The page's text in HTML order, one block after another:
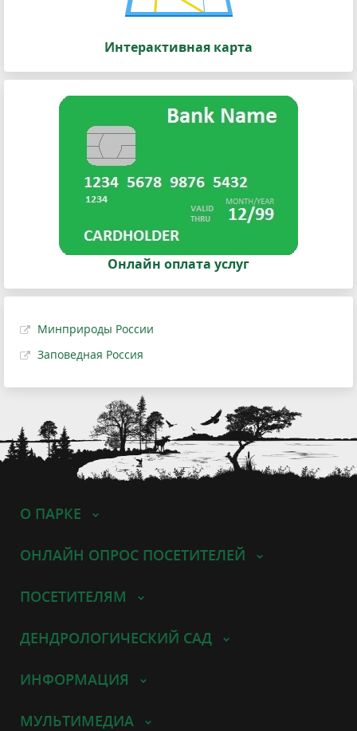
Интерактивная карта
Онлайн оплата услуг
Минприроды России
Заповедная Россия
О ПАРКЕ
ОНЛАЙН ОПРОС ПОСЕТИТЕЛЕЙ
ПОСЕТИТЕЛЯМ
ДЕНДРОЛОГИЧЕСКИЙ САД
ИНФОРМАЦИЯ
МУЛЬТИМЕДИА